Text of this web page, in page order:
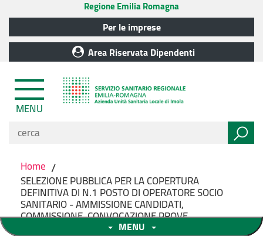
Regione Emilia Romagna
Per le imprese
Area Riservata Dipendenti
MENU
Home /
SELEZIONE PUBBLICA PER LA COPERTURA
DEFINITIVA DI N.1 POSTO DI OPERATORE SOCIO
SANITARIO - AMMISSIONE CANDIDATI,
COMMISSIONE, CONVOCAZIONE PROVE
MENU